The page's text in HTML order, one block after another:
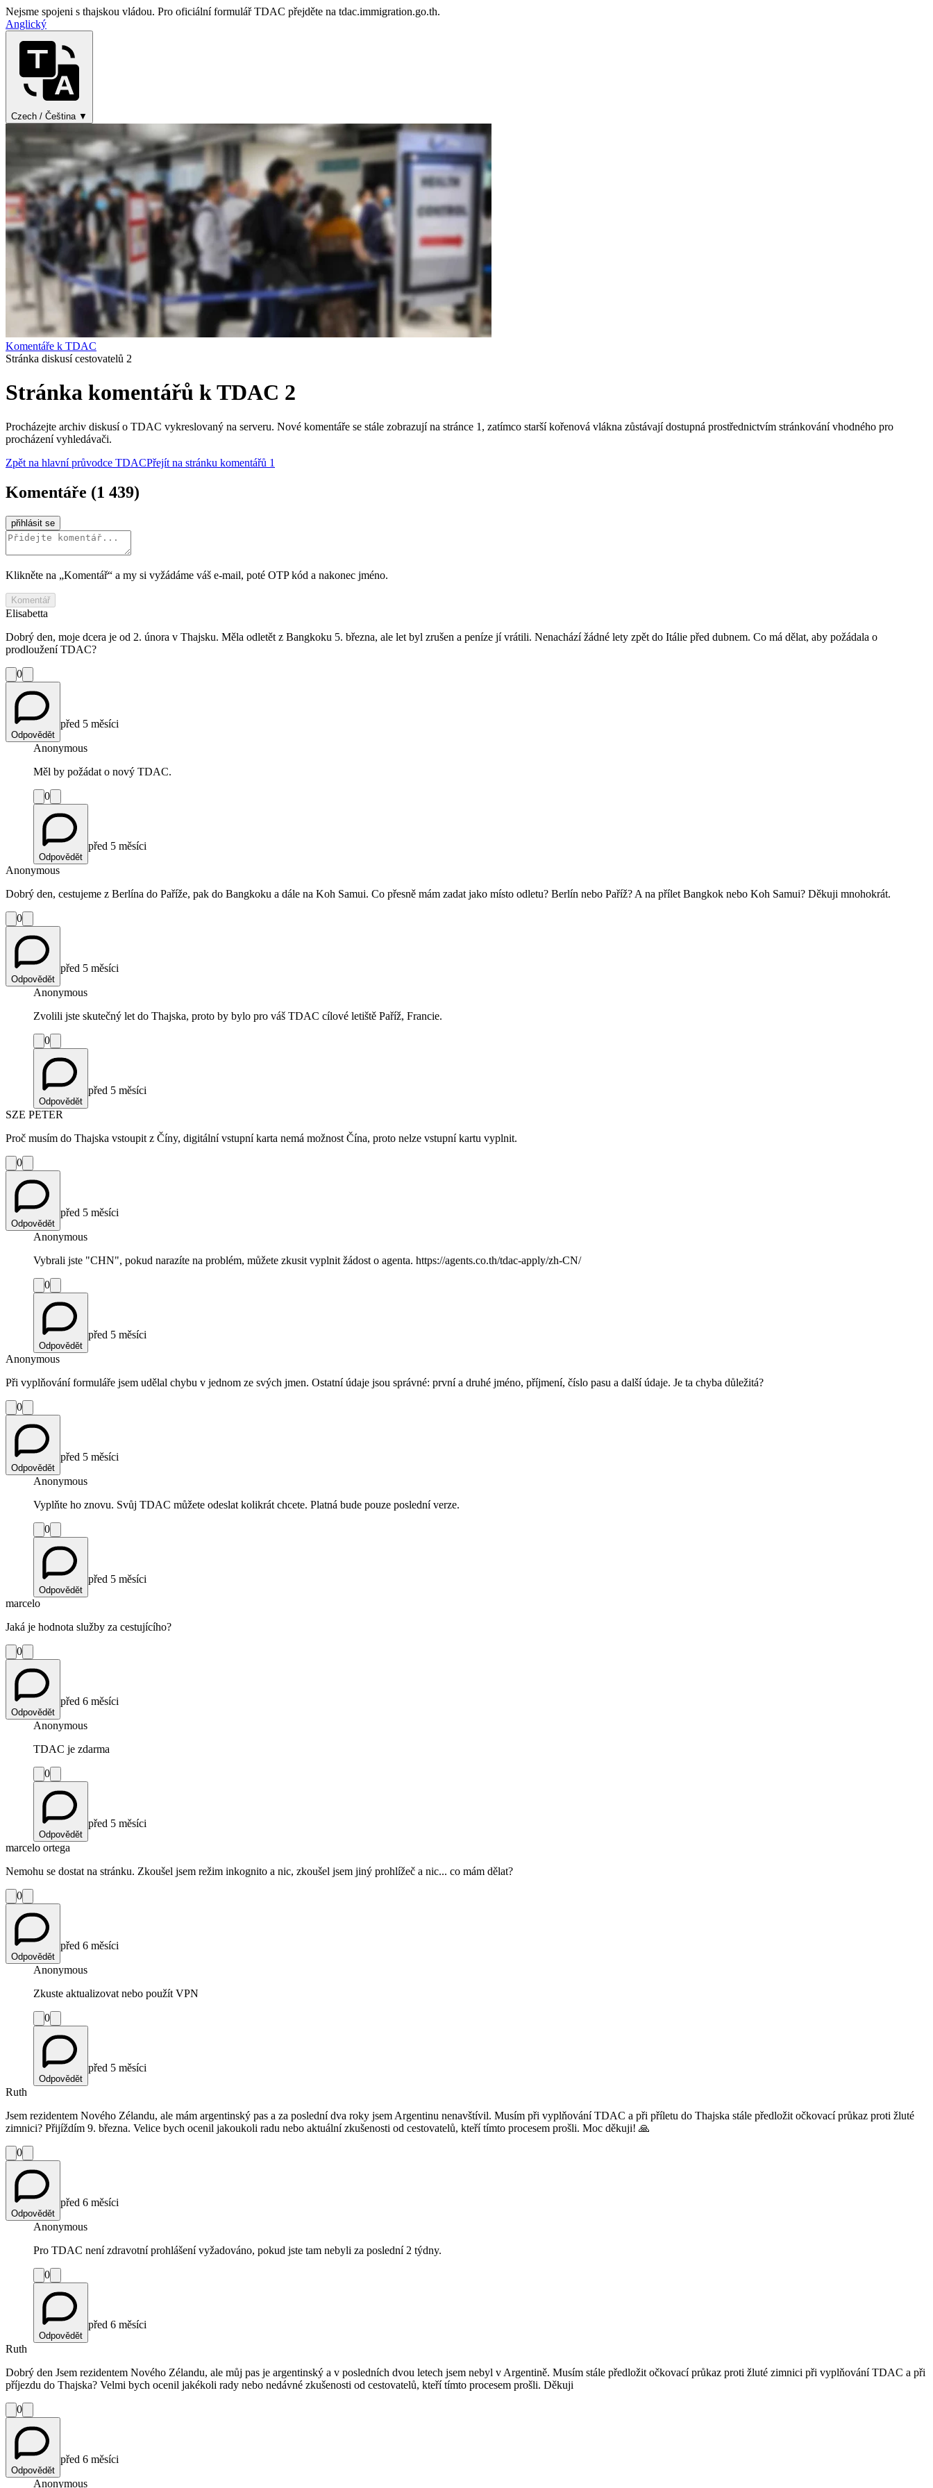
Nejsme spojeni s thajskou vládou. Pro oficiální formulář TDAC přejděte na tdac.immigration.go.th.
Anglický
Czech / Čeština ▼
Komentáře k TDAC
Stránka diskusí cestovatelů 2
Stránka komentářů k TDAC 2
Procházejte archiv diskusí o TDAC vykreslovaný na serveru. Nové komentáře se stále zobrazují na stránce 1, zatímco starší kořenová vlákna zůstávají dostupná prostřednictvím stránkování vhodného pro
procházení vyhledávači.
Zpět na hlavní průvodce TDACPřejít na stránku komentářů 1
Komentáře (1 439)
přihlásit se
Klikněte na „Komentář“ a my si vyžádáme váš e‑mail, poté OTP kód a nakonec jméno.
Komentář
Elisabetta
Dobrý den, moje dcera je od 2. února v Thajsku. Měla odletět z Bangkoku 5. března, ale let byl zrušen a peníze jí vrátili. Nenachází žádné lety zpět do Itálie před dubnem. Co má dělat, aby požádala o
prodloužení TDAC?
0
Odpovědět
před 5 měsíci
Anonymous
Měl by požádat o nový TDAC.
0
Odpovědět
před 5 měsíci
Anonymous
Dobrý den, cestujeme z Berlína do Paříže, pak do Bangkoku a dále na Koh Samui. Co přesně mám zadat jako místo odletu? Berlín nebo Paříž? A na přílet Bangkok nebo Koh Samui? Děkuji mnohokrát.
0
Odpovědět
před 5 měsíci
Anonymous
Zvolili jste skutečný let do Thajska, proto by bylo pro váš TDAC cílové letiště Paříž, Francie.
0
Odpovědět
před 5 měsíci
SZE PETER
Proč musím do Thajska vstoupit z Číny, digitální vstupní karta nemá možnost Čína, proto nelze vstupní kartu vyplnit.
0
Odpovědět
před 5 měsíci
Anonymous
Vybrali jste "CHN", pokud narazíte na problém, můžete zkusit vyplnit žádost o agenta. https://agents.co.th/tdac-apply/zh-CN/
0
Odpovědět
před 5 měsíci
Anonymous
Při vyplňování formuláře jsem udělal chybu v jednom ze svých jmen. Ostatní údaje jsou správné: první a druhé jméno, příjmení, číslo pasu a další údaje. Je ta chyba důležitá?
0
Odpovědět
před 5 měsíci
Anonymous
Vyplňte ho znovu. Svůj TDAC můžete odeslat kolikrát chcete. Platná bude pouze poslední verze.
0
Odpovědět
před 5 měsíci
marcelo
Jaká je hodnota služby za cestujícího?
0
Odpovědět
před 6 měsíci
Anonymous
TDAC je zdarma
0
Odpovědět
před 5 měsíci
marcelo ortega
Nemohu se dostat na stránku. Zkoušel jsem režim inkognito a nic, zkoušel jsem jiný prohlížeč a nic... co mám dělat?
0
Odpovědět
před 6 měsíci
Anonymous
Zkuste aktualizovat nebo použít VPN
0
Odpovědět
před 5 měsíci
Ruth
Jsem rezidentem Nového Zélandu, ale mám argentinský pas a za poslední dva roky jsem Argentinu nenavštívil. Musím při vyplňování TDAC a při příletu do Thajska stále předložit očkovací průkaz proti žluté
zimnici? Přijíždím 9. března. Velice bych ocenil jakoukoli radu nebo aktuální zkušenosti od cestovatelů, kteří tímto procesem prošli. Moc děkuji! 🙏
0
Odpovědět
před 6 měsíci
Anonymous
Pro TDAC není zdravotní prohlášení vyžadováno, pokud jste tam nebyli za poslední 2 týdny.
0
Odpovědět
před 6 měsíci
Ruth
Dobrý den Jsem rezidentem Nového Zélandu, ale můj pas je argentinský a v posledních dvou letech jsem nebyl v Argentině. Musím stále předložit očkovací průkaz proti žluté zimnici při vyplňování TDAC a při
příjezdu do Thajska? Velmi bych ocenil jakékoli rady nebo nedávné zkušenosti od cestovatelů, kteří tímto procesem prošli. Děkuji
0
Odpovědět
před 6 měsíci
Anonymous